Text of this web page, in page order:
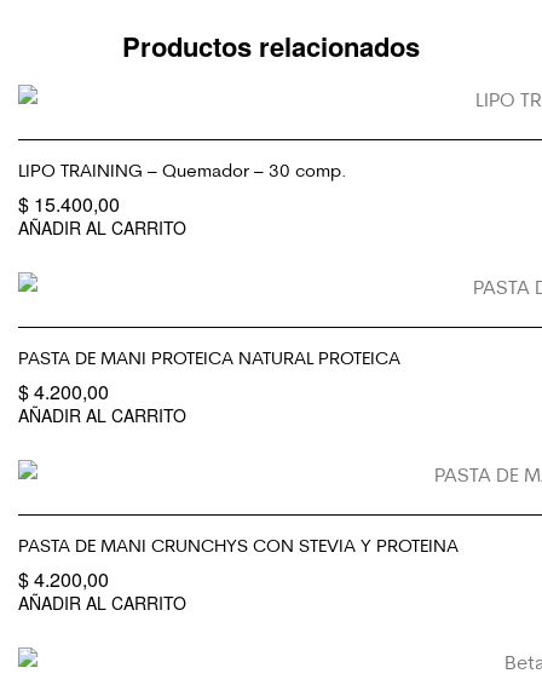
Productos relacionados
LIPO TRAINING – Quemador – 30 comp.
$ 15.400,00
AÑADIR AL CARRITO
PASTA DE MANI PROTEICA NATURAL PROTEICA
$4.200,00
AÑADIR AL CARRITO
PASTA DE MANI CRUNCHYS CON STEVIA Y PROTEINA
$4.200,00
AÑADIR AL CARRITO